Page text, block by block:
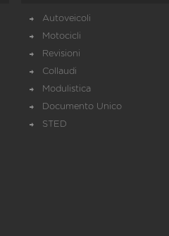
Autoveicoli
Motocicli
Revisioni
Collaudi
Modulistica
Documento Unico
STED